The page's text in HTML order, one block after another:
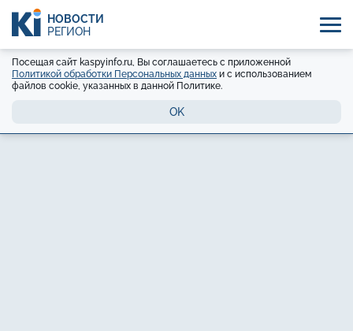
НОВОСТИ
РЕГИОН
Посещая сайт kaspyinfo.ru, Вы соглашаетесь с приложенной
Политикой обработки Персональных данных и с использованием
файлов cookie, указанных в данной Политике.
OK